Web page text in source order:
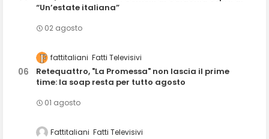
“Un’estate italiana”
02 agosto
fattitaliani Fatti Televisivi
Retequattro, "La Promessa" non lascia il prime
time: la soap resta per tutto agosto
01 agosto
Fattitaliani Fatti Televisivi